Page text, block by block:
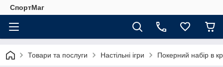
СпортМаг
Товари та послуги Настільні ігри Покерний набір в